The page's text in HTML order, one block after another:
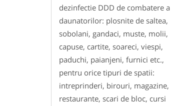
dezinfectie DDD de combatere a
daunatorilor: plosnite de saltea,
sobolani, gandaci, muste, molii,
capuse, cartite, soareci, viespi,
paduchi, paianjeni, furnici etc.,
pentru orice tipuri de spatii:
intreprinderi, birouri, magazine,
restaurante, scari de bloc, cursi